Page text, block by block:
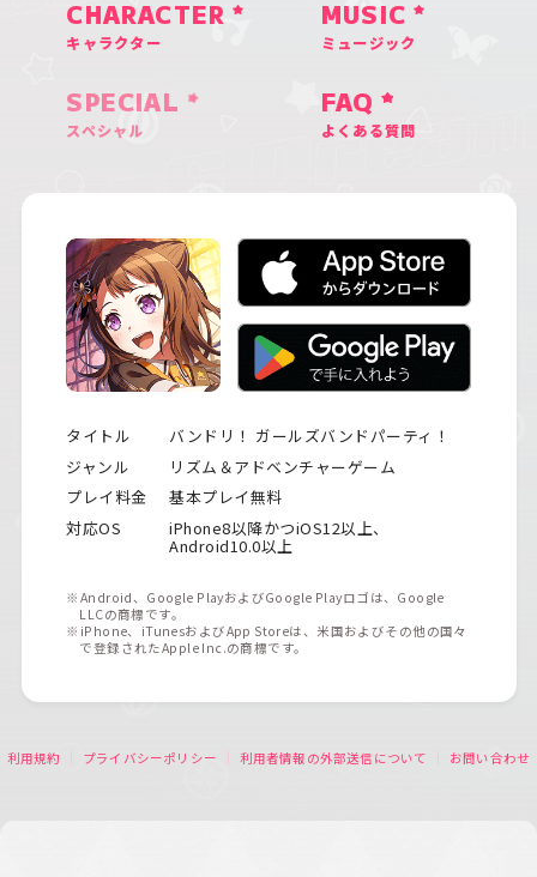
CHARACTER
キャラクター
MUSIC
ミュージック
SPECIAL
スペシャル
FAQ
よくある質問
タイトル
バンドリ！ ガールズバンドパーティ！
ジャンル
リズム＆アドベンチャーゲーム
プレイ料金
基本プレイ無料
対応OS
iPhone8以降かつiOS12以上、
Android10.0以上
※Android、Google PlayおよびGoogle Playロゴは、Google
LLCの商標です。
※iPhone、iTunesおよびApp Storeは、米国およびその他の国々
で登録されたApple Inc.の商標です。
利用規約 プライバシーポリシー 利用者情報の外部送信について お問い合わせ